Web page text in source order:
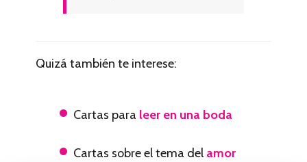
Quizá también te interese:
Cartas para leer en una boda
Cartas sobre el tema del amor